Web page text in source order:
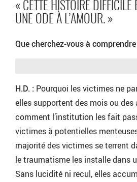
« CETTE HISTOIRE DIFFICILE
UNE ODE À L’AMOUR. »
Que cherchez-vous à
H.D. : Pourquoi les victimes ne
elles supportent des mois ou des
comment l’institution les fait
victimes à potentielles
majorité des victimes se terrent
le traumatisme les installe dans
Sans lucidité ni recul, elles